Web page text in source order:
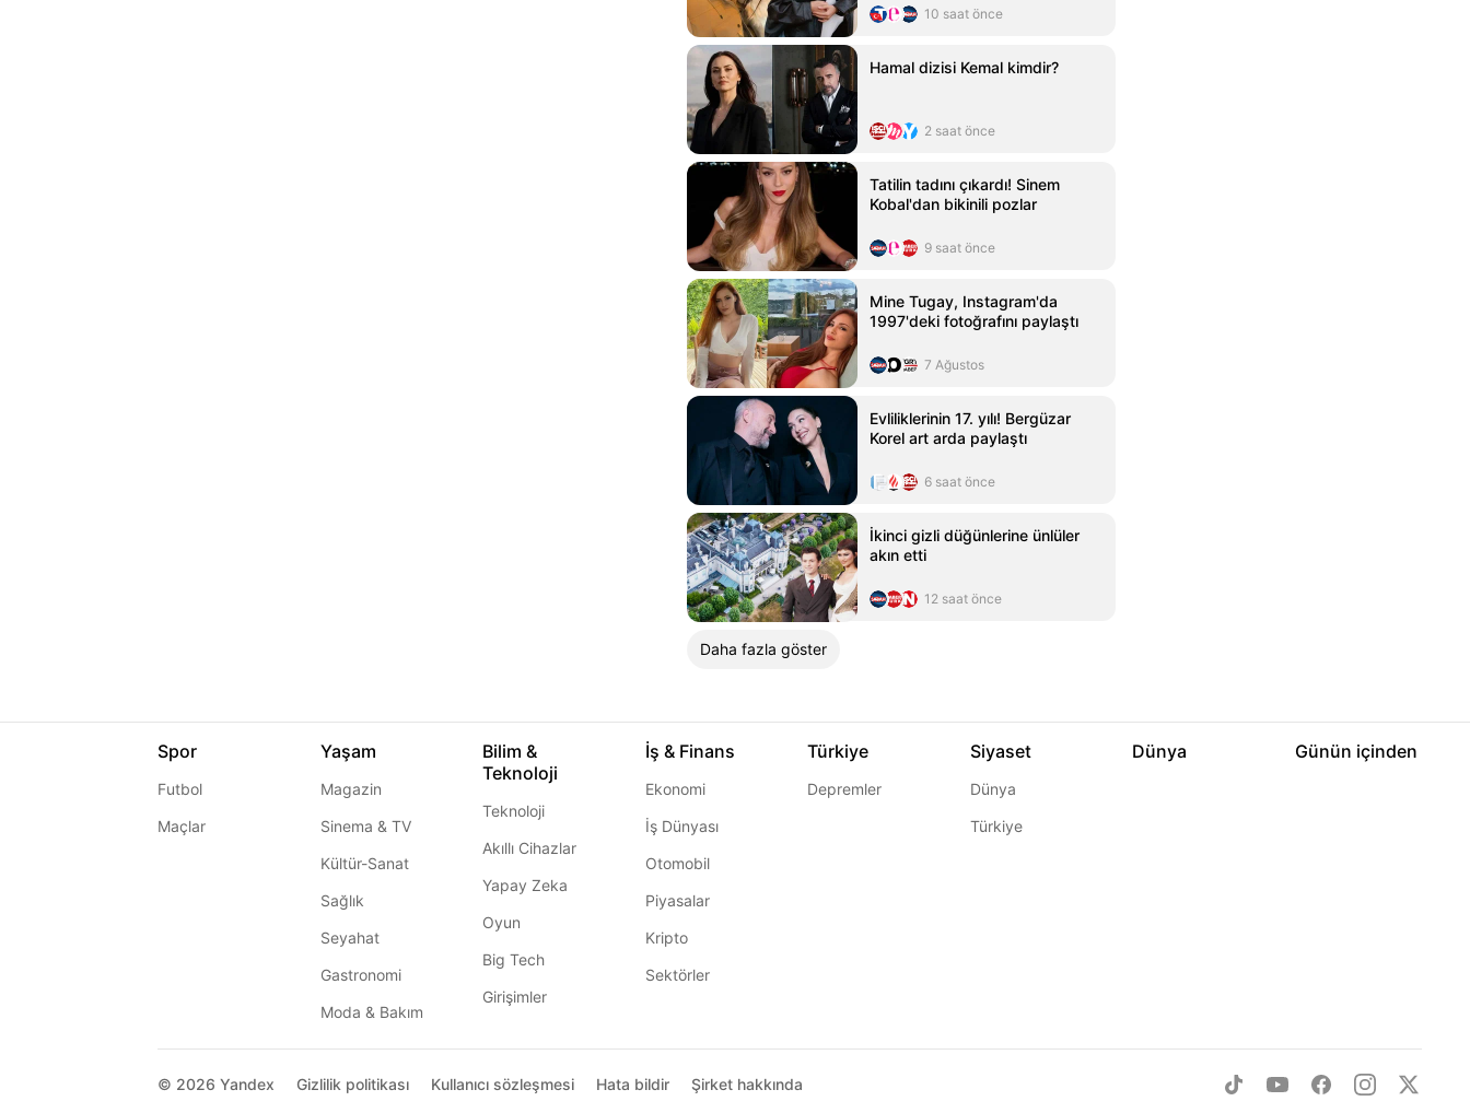
10 saat önce
Hamal dizisi Kemal kimdir?
2 saat önce
Tatilin tadını çıkardı! Sinem
Kobal'dan bikinili pozlar
9 saat önce
Mine Tugay, Instagram'da
1997'deki fotoğrafını paylaştı
7 Ağustos
Evliliklerinin 17. yılı! Bergüzar
Korel art arda paylaştı
6 saat önce
İkinci gizli düğünlerine ünlüler
akın etti
12 saat önce
Daha fazla göster
Spor
Futbol
Maçlar
Yaşam
Magazin
Sinema & TV
Kültür-Sanat
Sağlık
Seyahat
Gastronomi
Moda & Bakım
Bilim &
Teknoloji
Teknoloji
Akıllı Cihazlar
Yapay Zeka
Oyun
Big Tech
Girişimler
İş & Finans
Ekonomi
İş Dünyası
Otomobil
Piyasalar
Kripto
Sektörler
Türkiye
Depremler
Siyaset
Dünya
Türkiye
Dünya Günün içinden
© 2026 Yandex Gizlilik politikası Kullanıcı sözleşmesi Hata bildir Şirket hakkında